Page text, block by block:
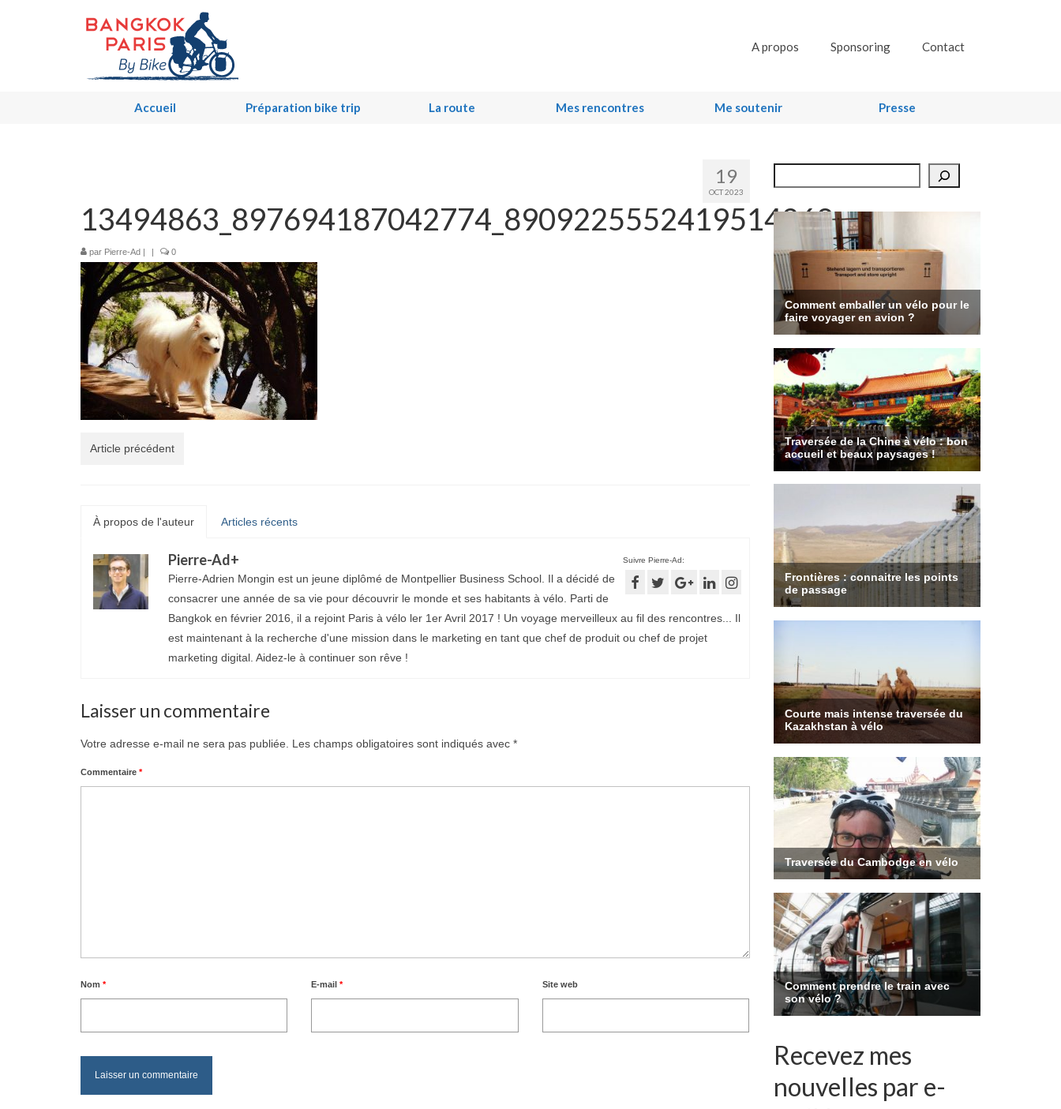
A propos Sponsoring Contact
Accueil Préparation bike trip La route Mes rencontres Me soutenir Presse
19
OCT 2023
13494863_897694187042774_8909225552419514268_n
par Pierre-Ad | | 0
Article précédent
À propos de l'auteur Articles récents
Suivre Pierre-Ad:
Pierre-Ad+
Pierre-Adrien Mongin est un jeune diplômé de Montpellier Business School. Il a décidé de
consacrer une année de sa vie pour découvrir le monde et ses habitants à vélo. Parti de
Bangkok en février 2016, il a rejoint Paris à vélo ler 1er Avril 2017 ! Un voyage merveilleux au fil des rencontres... Il
est maintenant à la recherche d'une mission dans le marketing en tant que chef de produit ou chef de projet
marketing digital. Aidez-le à continuer son rêve !
Laisser un commentaire
Votre adresse e-mail ne sera pas publiée. Les champs obligatoires sont indiqués avec *
Commentaire *
Nom * E-mail* Site web
Recevez mes
nouvelles par e-